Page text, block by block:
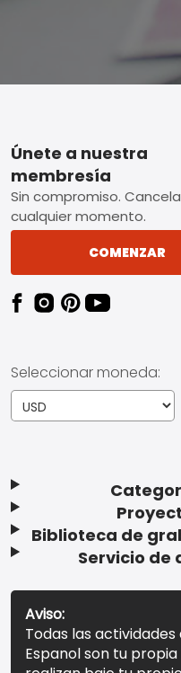
Footer
Biblioteca de
Servicio de
Únete a nuestra
membresía
Sin compromiso.
cualquier momento.
COMENZAR
Seleccionar moneda:
Aviso:
Todas las
Espanol son tu